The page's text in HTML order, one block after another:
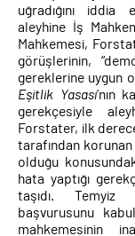
uğradığını
aleyhine İş
Mahkemesi,
görüşlerinin,
gereklerine uygun
Eşitlik Yasası’nın
gerekçesiyle
Forstater, ilk
tarafından
olduğu
hata yaptığı
taşıdı. Temyiz
başvurusunu
mahkemesinin